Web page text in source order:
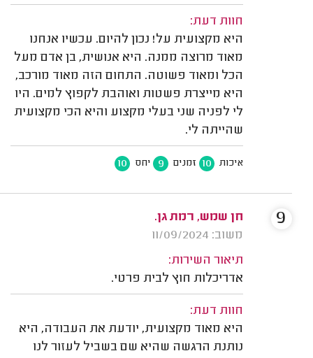
חוות דעת:
היא מקצועית על! נכון להיום. עכשיו אנחנו
מאוד מרוצה ממנה. היא אנושית, בן אדם מעל
הכל ומאוד פשוטה. התחום הזה מאוד מורכב,
היא מייצרת פשטות ואוהבת לקפוץ למים. היו
לי לפניה שני בעלי מקצוע והיא הכי מקצועית
שהייתה לי.
איכות 10 זמנים 9 יחס 10
חן שמש, רמת גן.
משוב: 11/09/2024
תיאור השירות:
אדריכלות חוץ לבית פרטי.
חוות דעת:
היא מאוד מקצועית, יודעת את העבודה, היא
נותנת הרגשה שהיא שם בשביל לעזור לנו
9